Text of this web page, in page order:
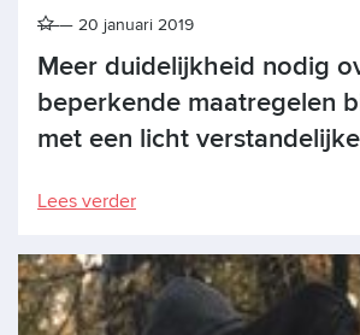
Meer duidelijkheid nodig
beperkende maatregelen
met een licht
20 januari 2019
Lees verder